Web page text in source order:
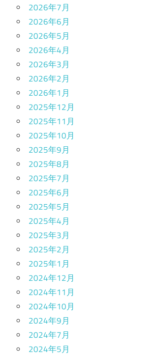
2026年7月
2026年6月
2026年5月
2026年4月
2026年3月
2026年2月
2026年1月
2025年12月
2025年11月
2025年10月
2025年9月
2025年8月
2025年7月
2025年6月
2025年5月
2025年4月
2025年3月
2025年2月
2025年1月
2024年12月
2024年11月
2024年10月
2024年9月
2024年7月
2024年5月